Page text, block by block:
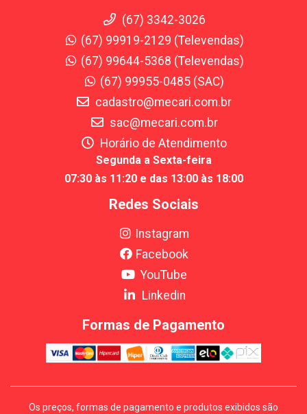
(67) 3342-3026
(67) 99919-2129 (Televendas)
(67) 99644-5368 (Televendas)
(67) 99955-0485 (SAC)
cadastro@mecari.com.br
sac@mecari.com.br
Horário de Atendimento
Segunda a Sexta-feira
07:30 às 11:20 e das 13:00 às 18:00
Redes Sociais
Instagram
Facebook
YouTube
Linkedin
Formas de Pagamento
Os preços, formas de pagamento e produtos exibidos são